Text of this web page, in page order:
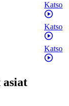
Katso
Katso
Katso